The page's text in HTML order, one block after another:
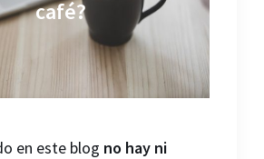
café?
en este blog no hay ni